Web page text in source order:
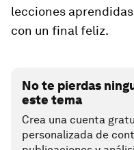
lecciones
con un final feliz.
No te pierdas
este tema
Crea una cuenta
personalizada de